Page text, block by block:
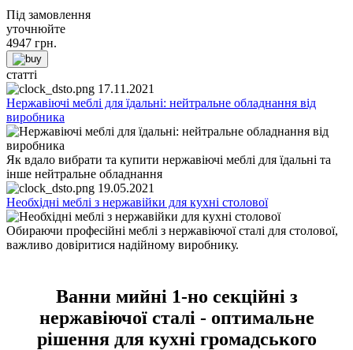
Під замовлення
уточнюйте
4947 грн.
статті
17.11.2021
Нержавіючі меблі для їдальні: нейтральне обладнання від
виробника
Як вдало вибрати та купити нержавіючі меблі для їдальні та
інше нейтральне обладнання
19.05.2021
Необхідні меблі з нержавійки для кухні столової
Обираючи професійні меблі з нержавіючої сталі для столової,
важливо довіритися надійному виробнику.
Ванни мийні 1-но секційні з
нержавіючої сталі - оптимальне
рішення для кухні громадського